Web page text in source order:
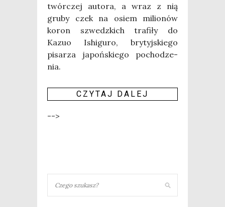
twór­czej auto­ra, a wraz z nią
gru­by czek na osiem milio­nów
koron szwedz­kich tra­fi­ły do
Kazuo Ishi­gu­ro, bry­tyj­skie­go
pisa­rza japoń­skie­go pocho­dze­
nia.
CZY­TAJ DALEJ
-->